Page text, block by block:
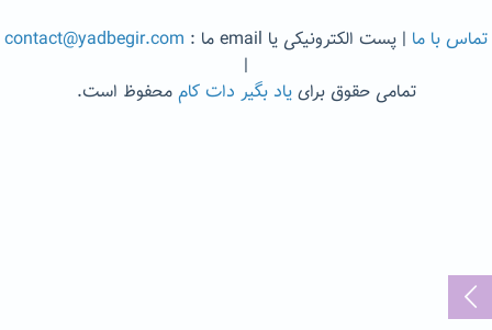
تماس با ما | پست الکترونیکی یا email ما :
contact@yadbegir.com
|
تمامی حقوق براییاد بگیر دات کام محفوظ است.